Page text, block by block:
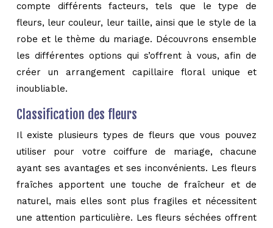
compte différents facteurs, tels que le type de
fleurs, leur couleur, leur taille, ainsi que le style de la
robe et le thème du mariage. Découvrons ensemble
les différentes options qui s’offrent à vous, afin de
créer un arrangement capillaire floral unique et
inoubliable.
Classification des fleurs
Il existe plusieurs types de fleurs que vous pouvez
utiliser pour votre coiffure de mariage, chacune
ayant ses avantages et ses inconvénients. Les fleurs
fraîches apportent une touche de fraîcheur et de
naturel, mais elles sont plus fragiles et nécessitent
une attention particulière. Les fleurs séchées offrent